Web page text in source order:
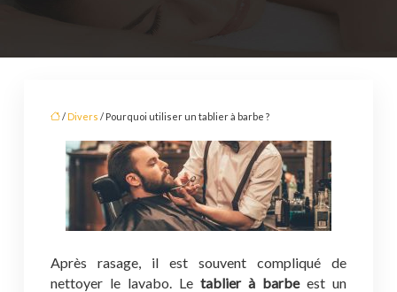
/ Divers / Pourquoi utiliser un tablier à barbe ?
Après rasage, il est souvent compliqué de
nettoyer le lavabo. Le tablier à barbeest un